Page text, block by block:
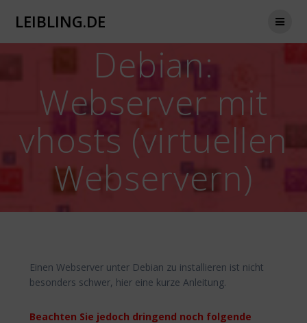
LEIBLING.DE
Debian:
Webserver mit
vhosts (virtuellen
Webservern)
Einen Webserver unter Debian zu installieren ist nicht
besonders schwer, hier eine kurze Anleitung.
Beachten Sie jedoch dringend noch folgende